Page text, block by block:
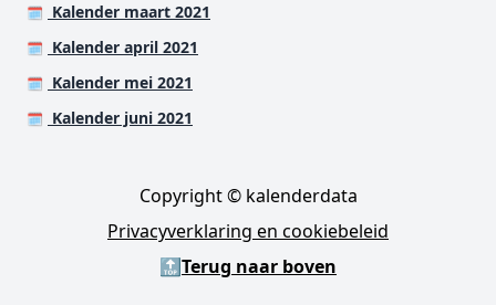
🗓️ Kalender maart 2021
🗓️ Kalender april 2021
🗓️ Kalender mei 2021
🗓️ Kalender juni 2021
Copyright © kalenderdata
Privacyverklaring en cookiebeleid
🔝Terug naar boven